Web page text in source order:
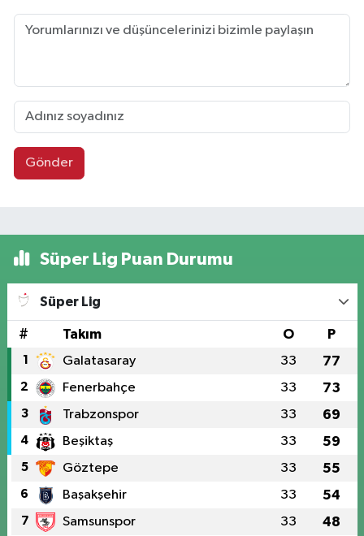
Gönder
Süper Lig Puan Durumu
Süper Lig
# Takım O P
1 Galatasaray 33 77
2 Fenerbahçe 33 73
3 Trabzonspor 33 69
4 Beşiktaş 33 59
5 Göztepe 33 55
6 Başakşehir 33 54
7 Samsunspor 33 48